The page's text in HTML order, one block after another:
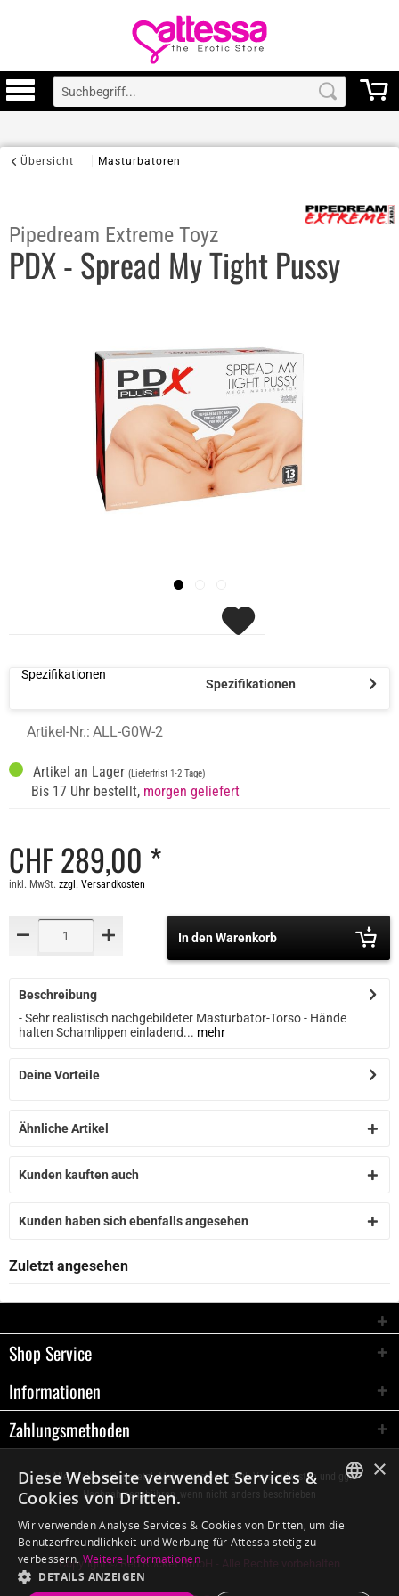
Übersicht Masturbatoren
Pipedream Extreme Toyz
PDX - Spread My Tight Pussy
Spezifikationen
Spezifikationen
Artikel-Nr.: ALL-G0W-2
Artikel an Lager (Lieferfrist 1-2 Tage)
Bis 17 Uhr bestellt, morgen geliefert
CHF 289,00 *
inkl. MwSt. zzgl. Versandkosten
In den Warenkorb
Beschreibung
- Sehr realistisch nachgebildeter Masturbator-Torso - Hände
halten Schamlippen einladend... mehr
Deine Vorteile
Ähnliche Artikel
Kunden kauften auch
Kunden haben sich ebenfalls angesehen
Zuletzt angesehen
Shop Service
Informationen
Zahlungsmethoden
* Alle Preise inkl. gesetzl. Mehrwertsteuer zzgl.Versandkostenund ggf.
Nachnahmegebühren, wenn nicht anders beschrieben
Copyright © Red Rocket GmbH - Alle Rechte vorbehalten
×
Diese Webseite verwendet Services &
Cookies von Dritten.
Wir verwenden Analyse Services & Cookies von Dritten, um die
Benutzerfreundlichkeit und Werbung für Attessa stetig zu
verbessern. Weitere Informationen
DETAILS ANZEIGEN